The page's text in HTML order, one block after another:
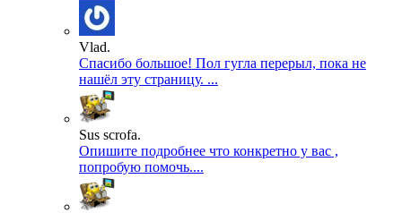
Vlad.
Спасибо большое! Пол гугла перерыл, пока не
нашёл эту страницу. ...
Sus scrofa.
Опишите подробнее что конкретно у вас ,
попробую помочь....